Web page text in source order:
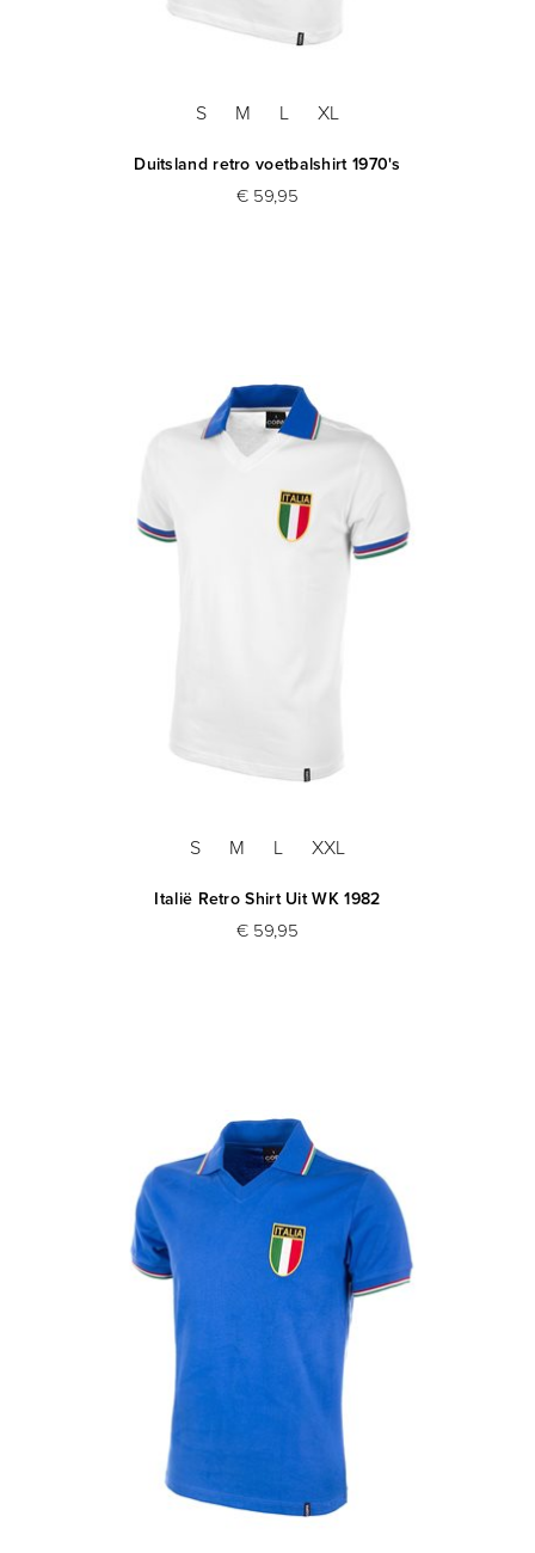
S M L XL
Duitsland retro voetbalshirt 1970's
€ 59,95
S M L XXL
Italië Retro Shirt Uit WK 1982
€ 59,95